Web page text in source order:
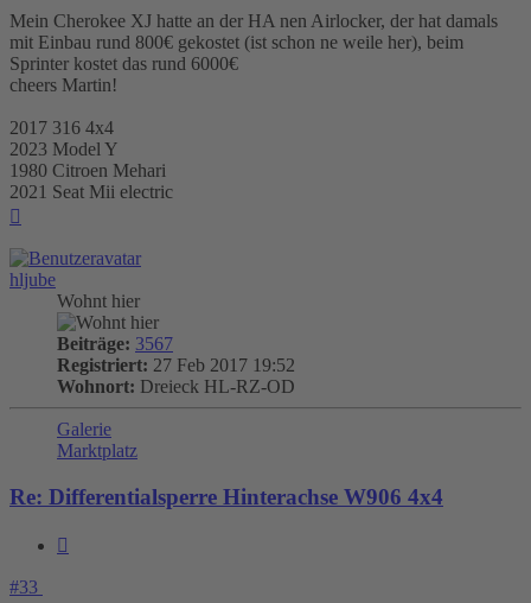
Mein Cherokee XJ hatte an der HA nen Airlocker, der hat damals
mit Einbau rund 800€ gekostet (ist schon ne weile her), beim
Sprinter kostet das rund 6000€
cheers Martin!
2017 316 4x4
2023 Model Y
1980 Citroen Mehari
2021 Seat Mii electric
hljube
Wohnt hier
Beiträge: 3567
Registriert: 27 Feb 2017 19:52
Wohnort: Dreieck HL-RZ-OD
Galerie
Marktplatz
Re: Differentialsperre Hinterachse W906 4x4
#33